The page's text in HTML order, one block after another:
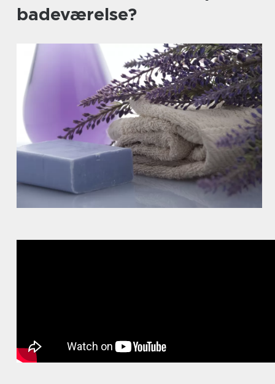
badeværelse?